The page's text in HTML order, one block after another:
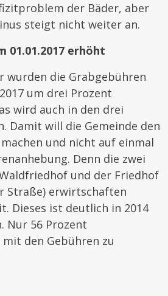
der Bäder, aber
steigt nicht weiter an.
01.01.2017 erhöht
wurden die Grabgebühren
um drei Prozent
wird auch in den drei
Damit will die Gemeinde den
und nicht auf einmal
Denn die zwei
und der Friedhof
Straße) erwirtschaften
Dieses ist deutlich in 2014
Nur 56 Prozent
den Gebühren zu